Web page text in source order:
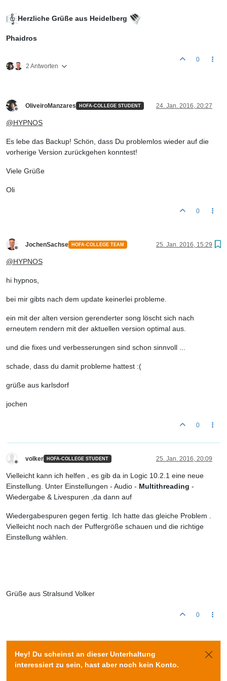
Herzliche Grüße aus Heidelberg
Phaidros
2 Antworten
0
OliveiroManzares HOFA-COLLEGE STUDENT 24. Jan. 2016, 20:27
@HYPNOS
Es lebe das Backup! Schön, dass Du problemlos wieder auf die
vorherige Version zurückgehen konntest!
Viele Grüße
Oli
0
JochenSachse HOFA-COLLEGE TEAM 25. Jan. 2016, 15:29
@HYPNOS
hi hypnos,
bei mir gibts nach dem update keinerlei probleme.
ein mit der alten version gerenderter song löscht sich nach
erneutem rendern mit der aktuellen version optimal aus.
und die fixes und verbesserungen sind schon sinnvoll ...
schade, dass du damit probleme hattest :(
grüße aus karlsdorf
jochen
0
volker HOFA-COLLEGE STUDENT 25. Jan. 2016, 20:09
Vielleicht kann ich helfen , es gib da in Logic 10.2.1 eine neue
Einstellung. Unter Einstellungen - Audio - Multithreading -
Wiedergabe & Livespuren ,da dann auf
Wiedergabespuren gegen fertig. Ich hatte das gleiche Problem .
Vielleicht noch nach der Puffergröße schauen und die richtige
Einstellung wählen.
Grüße aus Stralsund Volker
0
Hey! Du scheinst an dieser Unterhaltung
interessiert zu sein, hast aber noch kein Konto.